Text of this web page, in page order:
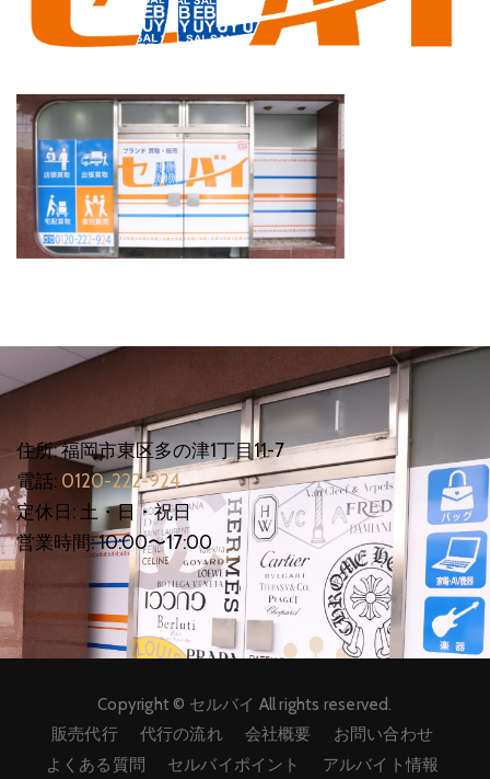
住所: 福岡市東区多の津1丁目11-7
電話: 0120-222-924
定休日: 土・日・祝日
営業時間: 10:00〜17:00
Copyright © セルバイ All rights reserved.
販売代行
代行の流れ 会社概要
お問い合わせ
よくある質問
セルバイポイント アルバイト情報